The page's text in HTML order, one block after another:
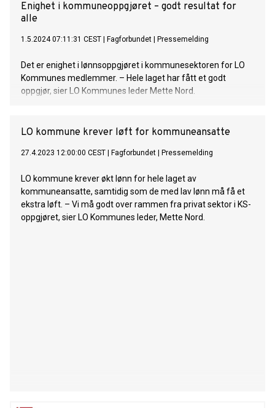
Enighet i kommuneoppgjøret – godt resultat for
alle
1.5.2024 07:11:31 CEST Fagforbundet Pressemelding
Det er enighet i lønnsoppgjøret i kommunesektoren for LO
Kommunes medlemmer. – Hele laget har fått et godt
oppgjør, sier LO Kommunes leder Mette Nord.
LO kommune krever løft for kommuneansatte
27.4.2023 12:00:00 CEST Fagforbundet Pressemelding
LO kommune krever økt lønn for hele laget av
kommuneansatte, samtidig som de med lav lønn må få et
ekstra løft. – Vi må godt over rammen fra privat sektor i KS-
oppgjøret, sier LO Kommunes leder, Mette Nord.